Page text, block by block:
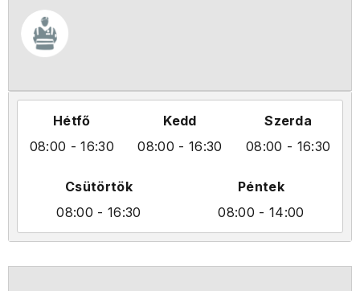
Hétfő
08:00 - 16:30
Kedd
08:00 - 16:30
Szerda
08:00 - 16:30
Csütörtök
08:00 - 16:30
Péntek
08:00 - 14:00